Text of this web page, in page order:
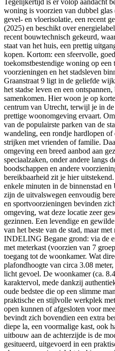
Tegelijkertijd is er volop aandacht
woning is voorzien van dubbel
gevel- en vloerisolatie, een recent
(2025) en beschikt over
recent bouwtechnisch gekeurd,
staat van het huis, een prettig
kopen. Kortom: een sfeervolle,
toekomstbestendige woning op
voorzieningen en het stadsleven
Graanstraat 9 ligt in de geliefde
het stadse leven en een
samenkomen. Hier woon je op
centrum van Utrecht, terwijl je in de
prettige woonomgeving ervaart.
van de populairste parken van de
wandeling, een rondje hardlopen of
strijken met vrienden of familie.
omgeving een breed aanbod aan
speciaalzaken, onder andere langs
boodschappen en andere
bereikbaarheid zit je hier
enkele minuten in de binnenstad
zijn de uitvalswegen eenvoudig
en sportvoorzieningen bevinden
omgeving, wat deze locatie zeer
gezinnen. Een levendige en
van het beste van de stad, maar
INDELING Begane grond: via de
met meterkast (voorzien van 7
toegang tot de woonkamer. Wat
plafondhoogte van circa 3.08
licht gevoel. De woonkamer (ca.
karaktervol, mede dankzij
oude bedstee die op een slimme
praktische en stijlvolle werkplek
open kunnen of afgesloten voor
bevindt zich bovendien een extra
diepe la, een voormalige kast, ook
uitbouw aan de achterzijde is de
gesitueerd, uitgevoerd in een